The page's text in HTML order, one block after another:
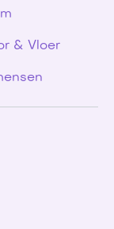
& Vloer